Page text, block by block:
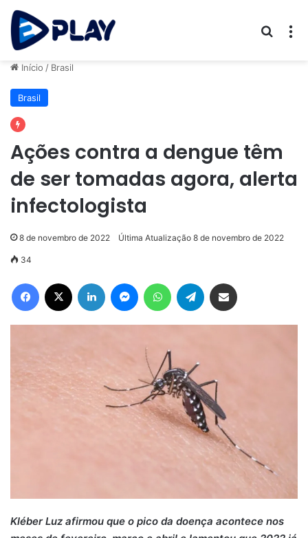
Início / Brasil
Brasil
Ações contra a dengue têm
de ser tomadas agora, alerta
infectologista
8 de novembro de 2022 Última Atualização 8 de novembro de 2022
34
Facebook Linkedin MessengerWhatsAppTelegram
Kléber Luz afirmou que o pico da doença acontece nos